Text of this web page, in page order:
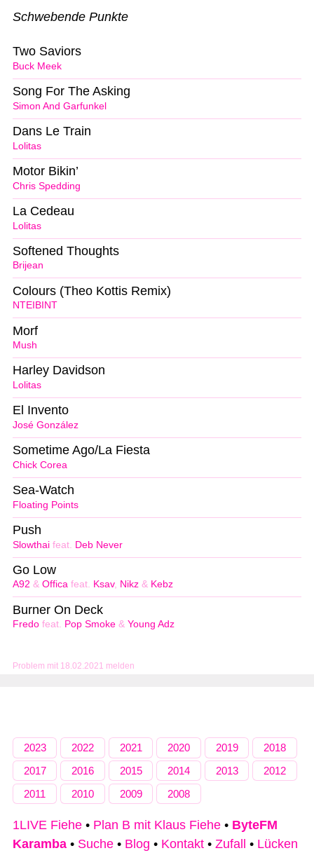
Schwebende Punkte
Problem mit 18.02.2021 melden
Buck Meek
Two Saviors
Simon And Garfunkel
Song For The Asking
Lolitas
Dans Le Train
Chris Spedding
Motor Bikin’
Lolitas
La Cedeau
Brijean
Softened Thoughts
NTEIBINT
Colours (Theo Kottis Remix)
Mush
Morf
Lolitas
Harley Davidson
José González
El Invento
Chick Corea
Sometime Ago/La Fiesta
Floating Points
Sea-Watch
Slowthai feat. Deb Never
Push
A92 & Offica feat. Ksav, Nikz & Kebz
Go Low
Fredo feat. Pop Smoke & Young Adz
Burner On Deck
2023 2022 2021 2020 2019
2018
2017
2016 2015 2014 2013
2012
2011
2010 2009 2008
1LIVE Fiehe • Plan B mit Klaus Fiehe • ByteFM
Karamba • Suche • Blog • Kontakt • Zufall • Lücken